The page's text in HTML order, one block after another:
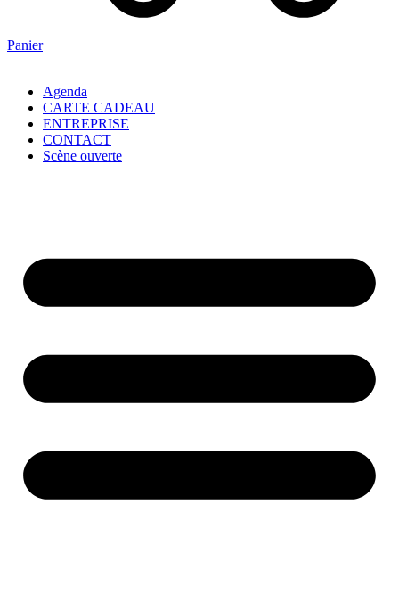
Panier
Agenda
CARTE CADEAU
ENTREPRISE
CONTACT
Scène ouverte